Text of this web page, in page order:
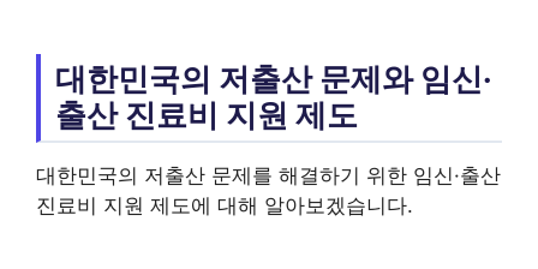
대한민국의 저출산 문제와 임신·
출산 진료비 지원 제도
대한민국의 저출산 문제를 해결하기 위한 임신·출산
진료비 지원 제도에 대해 알아보겠습니다.